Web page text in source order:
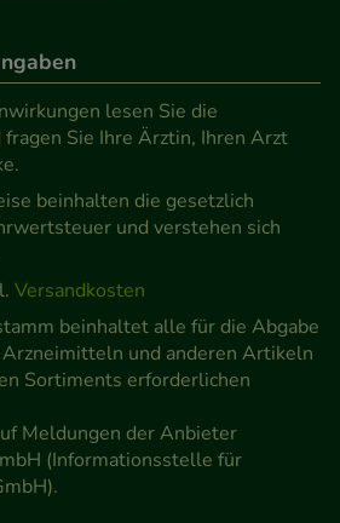
Hierüber lassen sich
die Art und Weise der Nutzung
mit deren Hilfe wir
für Sie optimieren können,
Website aber auch die
möglichst relevant für Sie
Sie, dass Daten hierfür
z.B. Google oder soziale
werden.
lesen Sie die
fragen Sie Ihre Ärztin, Ihren Arzt
beinhalten die gesetzlich
und verstehen sich
Versandkosten
beinhaltet alle für die Abgabe
und anderen Artikeln
Sortiments erforderlichen
Meldungen der Anbieter
(Informationsstelle für